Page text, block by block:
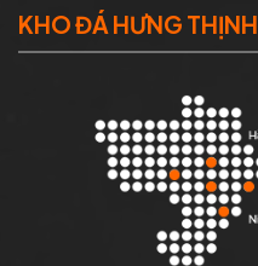
KHO ĐÁ HƯNG THỊNH